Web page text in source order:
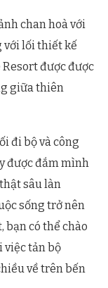
chan hoà với
với lối thiết kế
được được
giữa thiên
đi bộ và công
được đắm mình
sâu làn
sống trở nên
bạn có thể chào
việc tản bộ
về trên bến